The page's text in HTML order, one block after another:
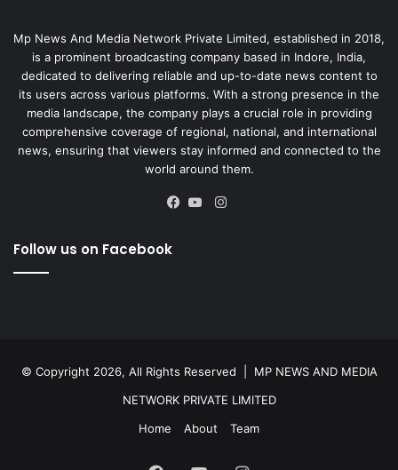
Mp News And Media Network Private Limited, established in 2018,
is a prominent broadcasting company based in Indore, India,
dedicated to delivering reliable and up-to-date news content to
its users across various platforms. With a strong presence in the
media landscape, the company plays a crucial role in providing
comprehensive coverage of regional, national, and international
news, ensuring that viewers stay informed and connected to the
world around them.
Instagram
Follow us on Facebook
© Copyright 2026, All Rights Reserved | MP NEWS AND MEDIA
NETWORK PRIVATE LIMITED
Home
About Team